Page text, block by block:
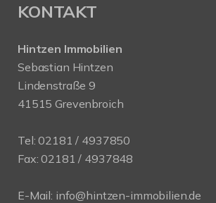
KONTAKT
Hintzen Immobilien
Sebastian Hintzen
Lindenstraße 9
41515 Grevenbroich
Tel:02181 / 4937850
Fax: 02181 / 4937848
E-Mail: info@hintzen-immobilien.de